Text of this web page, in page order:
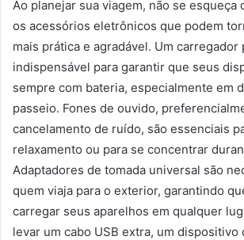
Ao planejar sua viagem, não se esqueça
os acessórios eletrônicos que podem
mais prática e agradável. Um carregador
indispensável para garantir que seus
sempre com bateria, especialmente em
passeio. Fones de ouvido,
cancelamento de ruído, são essenciais
relaxamento ou para se concentrar
Adaptadores de tomada universal são
quem viaja para o exterior, garantindo
carregar seus aparelhos em qualquer
levar um cabo USB extra, um dispositivo